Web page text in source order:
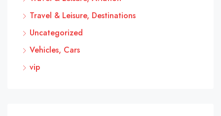
Travel & Leisure, Destinations
Uncategorized
Vehicles, Cars
vip